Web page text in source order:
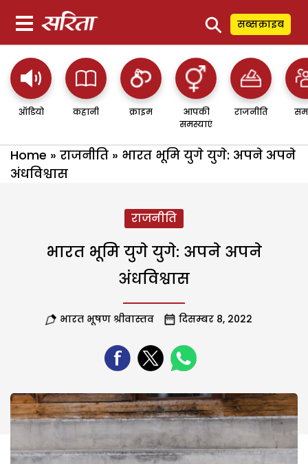
⚲ सब्सक्राइब
ऑडियो कहानी क्राइम
आपकी
समस्याएं
राजनीति
Home » राजनीति » भारत भूमि युगे युगे: अपने अपने
अंधविश्वास
राजनीति
भारत भूमि युगे युगे: अपने अपने
अंधविश्वास
भारत भूषण श्रीवास्तव दिसम्बर 8, 2022